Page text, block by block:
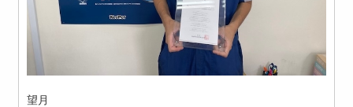
望月